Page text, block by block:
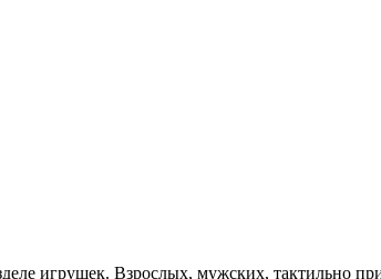
игрушек. Взрослых, мужских, тактильно